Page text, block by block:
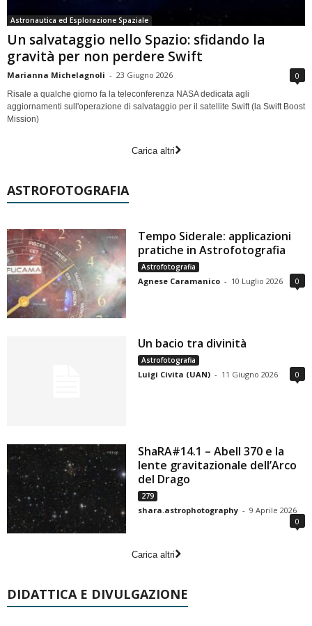
Astronautica ed Esplorazione Spaziale
Un salvataggio nello Spazio: sfidando la
gravità per non perdere Swift
Marianna Michelagnoli - 23 Giugno 2026 0
Risale a qualche giorno fa la teleconferenza NASA dedicata agli
aggiornamenti sull'operazione di salvataggio per il satellite Swift (la Swift Boost
Mission)
Carica altri
ASTROFOTOGRAFIA
Tempo Siderale: applicazioni
pratiche in Astrofotografia
Astrofotografia
Agnese Caramanico - 10 Luglio 2026 0
Un bacio tra divinità
Astrofotografia
Luigi Civita (UAN) - 11 Giugno 2026 0
ShaRA#14.1 – Abell 370 e la
lente gravitazionale dell’Arco
del Drago
279
shara.astrophotography - 9 Aprile 2026
0
Carica altri
DIDATTICA E DIVULGAZIONE